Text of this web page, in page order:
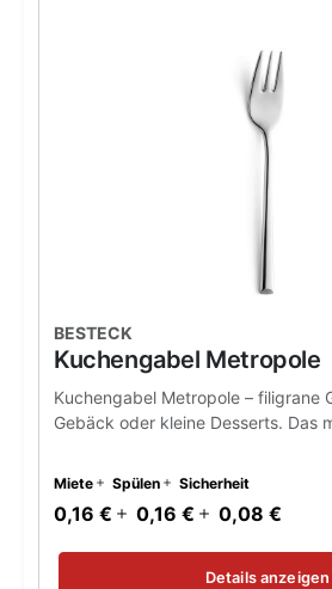
BESTECK
Kuchengabel Metropole
Kuchengabel Metropole – filigrane
Gebäck oder kleine Desserts. Das
Miete Spülen Sicherheit
0,16 € 0,16 € 0,08 €
Details anzeigen